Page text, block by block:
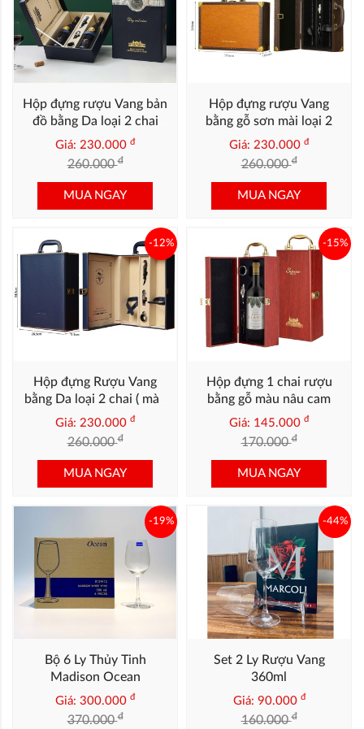
Hộp đựng rượu Vang bản
đồ bằng Da loại 2 chai
xanh Navy
Giá: 230.000 đ
260.000đ
MUA NGAY
Hộp đựng rượu Vang
bằng gỗ sơn mài loại 2
chai mặt da bo góc
Giá: 230.000 đ
260.000đ
MUA NGAY
Hộp đựng Rượu Vang
bằng Da loại 2 chai ( màu
xanh navy viền vàng)
Giá: 230.000 đ
260.000đ
-12%
MUA NGAY
Hộp đựng 1 chai rượu
bằng gỗ màu nâu cam
Giá: 145.000 đ
170.000đ
-15%
MUA NGAY
Bộ 6 Ly Thủy Tinh
Madison Ocean
Giá: 300.000 đ
370.000đ
-19%
Set 2 Ly Rượu Vang
360ml
Giá: 90.000 đ
160.000đ
-44%